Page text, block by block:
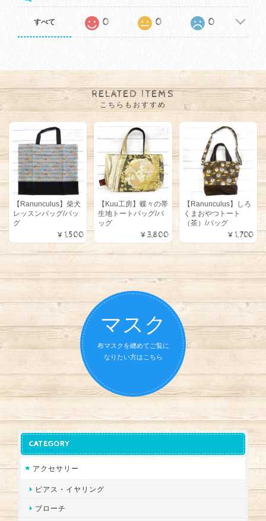
すべて 0 0 0
RELATED ITEMS
こちらもおすすめ
【Ranunculus】柴犬
レッスンバッグ/バッ
グ
¥1,500
【Kuu工房】蝶々の帯
生地トートバッグ/バ
ッグ
¥3,800
【Ranunculus】しろ
くまおやつトート
（茶）/バッグ
¥1,700
マスク
布マスクを纏めてご覧に
なりたい方はこちら
CATEGORY
アクセサリー
ピアス・イヤリング
ブローチ